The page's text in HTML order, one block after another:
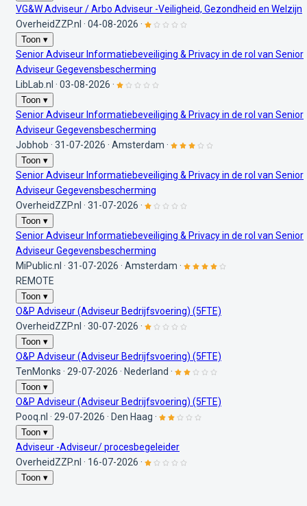
VG&W Adviseur / Arbo Adviseur -Veiligheid, Gezondheid en Welzijn
OverheidZZP.nl · 04-08-2026 ·
Toon ▾
Senior Adviseur Informatiebeveiliging & Privacy in de rol van Senior
Adviseur Gegevensbescherming
LibLab.nl · 03-08-2026 ·
Toon ▾
Senior Adviseur Informatiebeveiliging & Privacy in de rol van Senior
Adviseur Gegevensbescherming
Jobhob · 31-07-2026 · Amsterdam ·
Toon ▾
Senior Adviseur Informatiebeveiliging & Privacy in de rol van Senior
Adviseur Gegevensbescherming
OverheidZZP.nl · 31-07-2026 ·
Toon ▾
Senior Adviseur Informatiebeveiliging & Privacy in de rol van Senior
Adviseur Gegevensbescherming
MiPublic.nl · 31-07-2026 · Amsterdam ·
REMOTE
Toon ▾
O&P Adviseur (Adviseur Bedrijfsvoering) (5FTE)
OverheidZZP.nl · 30-07-2026 ·
Toon ▾
O&P Adviseur (Adviseur Bedrijfsvoering) (5FTE)
TenMonks · 29-07-2026 · Nederland ·
Toon ▾
O&P Adviseur (Adviseur Bedrijfsvoering) (5FTE)
Pooq.nl · 29-07-2026 · Den Haag ·
Toon ▾
Adviseur -Adviseur/ procesbegeleider
OverheidZZP.nl · 16-07-2026 ·
Toon ▾